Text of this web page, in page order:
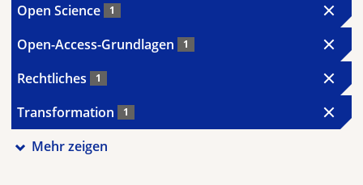
Open Science 1
Open-Access-Grundlagen 1
Rechtliches 1
Transformation 1
Mehr zeigen